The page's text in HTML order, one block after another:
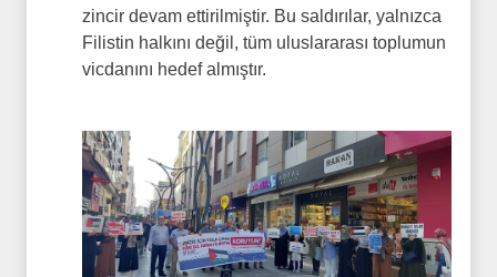
zincir devam ettirilmiştir. Bu saldırılar, yalnızca
Filistin halkını değil, tüm uluslararası toplumun
vicdanını hedef almıştır.